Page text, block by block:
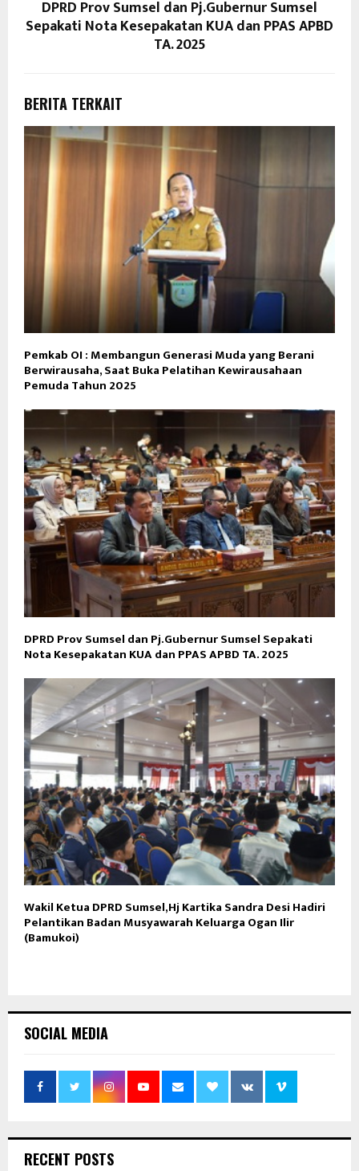
DPRD Prov Sumsel dan Pj.Gubernur Sumsel
Sepakati Nota Kesepakatan KUA dan PPAS APBD
TA. 2025
BERITA TERKAIT
Pemkab OI : Membangun Generasi Muda yang Berani
Berwirausaha, Saat Buka Pelatihan Kewirausahaan
Pemuda Tahun 2025
DPRD Prov Sumsel dan Pj.Gubernur Sumsel Sepakati
Nota Kesepakatan KUA dan PPAS APBD TA. 2025
Wakil Ketua DPRD Sumsel,Hj Kartika Sandra Desi Hadiri
Pelantikan Badan Musyawarah Keluarga Ogan Ilir
(Bamukoi)
SOCIAL MEDIA
RECENT POSTS